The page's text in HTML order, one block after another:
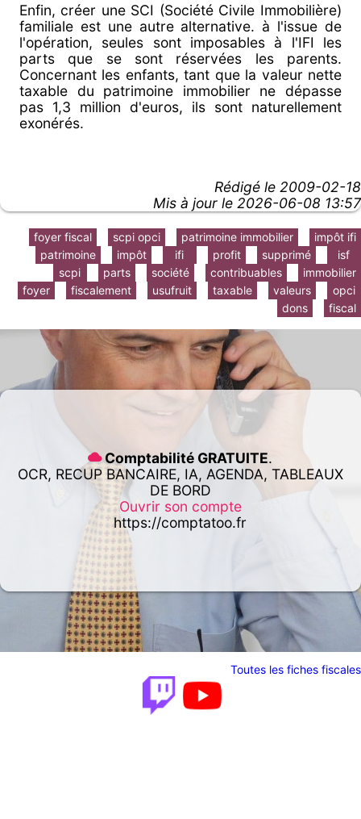
Enfin, créer une SCI (Société Civile Immobilière)
familiale est une autre alternative. à l'issue de
l'opération, seules sont imposables à l'IFI les
parts que se sont réservées les parents.
Concernant les enfants, tant que la valeur nette
taxable du patrimoine immobilier ne dépasse
pas 1,3 million d'euros, ils sont naturellement
exonérés.
Rédigé le 2009-02-18
Mis à jour le 2026-06-08 13:57
impôt ifi
patrimoine immobilier
scpi opci
foyer fiscal
isf
supprimé
profit
ifi
impôt
patrimoine
immobilier
contribuables
société
parts
scpi
opci
valeurs
taxable
usufruit
fiscalement
foyer
fiscal
dons
Comptabilité GRATUITE.
OCR, RECUP BANCAIRE, IA, AGENDA, TABLEAUX
DE BORD
Ouvrir son compte
https://comptatoo.fr
Toutes les fiches fiscales